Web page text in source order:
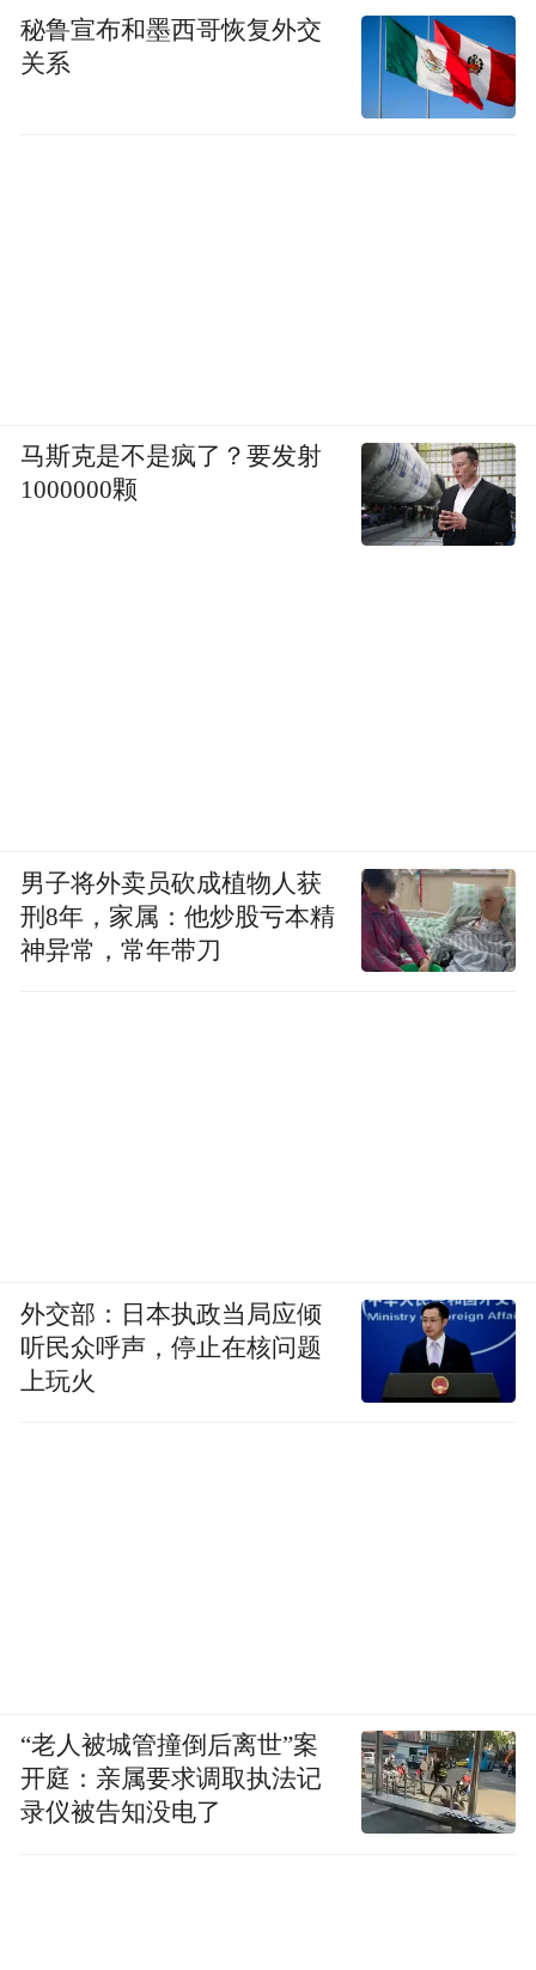
秘鲁宣布和墨西哥恢复外交
关系
马斯克是不是疯了？要发射
1000000颗
男子将外卖员砍成植物人获
刑8年，家属：他炒股亏本精
神异常，常年带刀
外交部：日本执政当局应倾
听民众呼声，停止在核问题
上玩火
“老人被城管撞倒后离世”案
开庭：亲属要求调取执法记
录仪被告知没电了